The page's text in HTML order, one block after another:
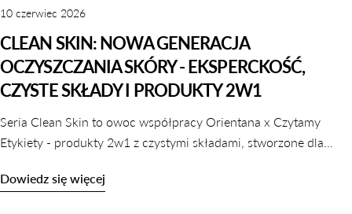
10 czerwiec 2026
CLEAN SKIN: NOWA GENERACJA
OCZYSZCZANIA SKÓRY - EKSPERCKOŚĆ,
CZYSTE SKŁADY I PRODUKTY 2W1
Seria Clean Skin to owoc współpracy Orientana x Czytamy
Etykiety - produkty 2w1 z czystymi składami, stworzone dla
dlaczego oczyszczanie nie musi naruszać komfortu skóry.
Dowiedz się więcej